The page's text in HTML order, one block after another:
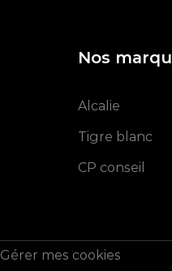
Nos
Alcalie
Tigre blanc
CP conseil
Gérer mes cookies